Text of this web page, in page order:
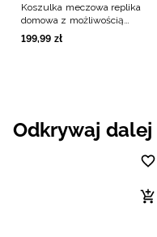
Koszulka meczowa replika
domowa z możliwością
personalizacji męska 4F x
Polska Siatkówka - biała
199,99 zł
Odkrywaj dalej